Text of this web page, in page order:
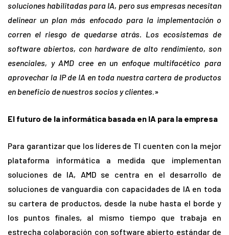
soluciones habilitadas para IA, pero sus empresas necesitan
delinear un plan más enfocado para la implementación o
corren el riesgo de quedarse atrás. Los ecosistemas de
software abiertos, con hardware de alto rendimiento, son
esenciales, y AMD cree en un enfoque multifacético para
aprovechar la IP de IA en toda nuestra cartera de productos
en beneficio de nuestros socios y clientes.»
El futuro de la informática basada en IA para la empresa
Para garantizar que los líderes de TI cuenten con la mejor
plataforma informática a medida que implementan
soluciones de IA, AMD se centra en el desarrollo de
soluciones de vanguardia con capacidades de IA en toda
su cartera de productos, desde la nube hasta el borde y
los puntos finales, al mismo tiempo que trabaja en
estrecha colaboración con software abierto estándar de